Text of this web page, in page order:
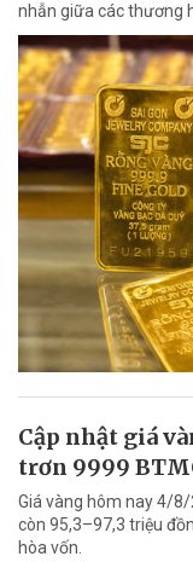
nhẫn giữa các thương
Cập nhật giá
trơn 9999
Giá vàng hôm nay 4/
còn 95,3–97,3 triệu
hòa vốn.